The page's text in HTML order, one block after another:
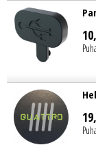
10,
19,